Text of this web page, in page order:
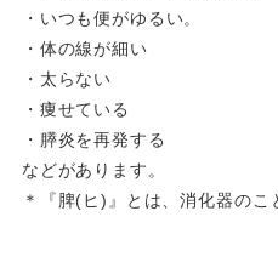
・いつも便がゆるい。
・体の線が細い
・太らない
・痩せている
・膵炎を再発する
などがあります。
＊『脾(ヒ)』とは、消化器のこ